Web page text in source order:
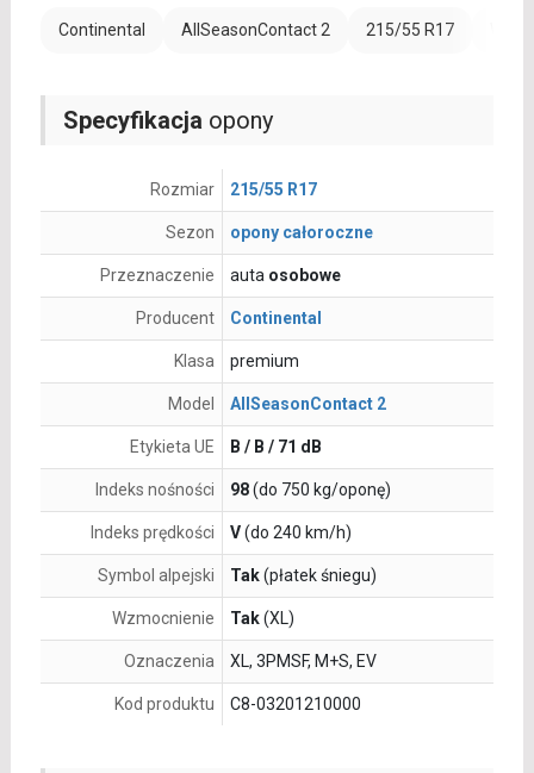
Continental AllSeasonContact 2 215/55 R17
Specyfikacja opony
Rozmiar 215/55 R17
Sezon opony całoroczne
Przeznaczenie auta osobowe
Producent Continental
Klasa premium
Model AllSeasonContact 2
Etykieta UE B / B / 71 dB
Indeks nośności 98(do 750 kg/oponę)
Indeks prędkości V(do 240 km/h)
Symbol alpejski Tak(płatek śniegu)
Wzmocnienie Tak(XL)
Oznaczenia XL, 3PMSF, M+S, EV
Kod produktu C8-03201210000